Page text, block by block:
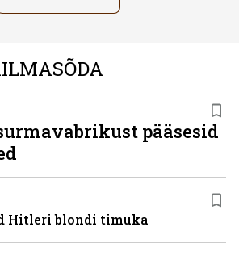
pääsesid
Hitleri blondi timuka